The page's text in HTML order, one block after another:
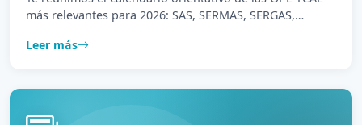
más relevantes para 2026: SAS, SERMAS, SERGAS,
autonómicos.
Leer más